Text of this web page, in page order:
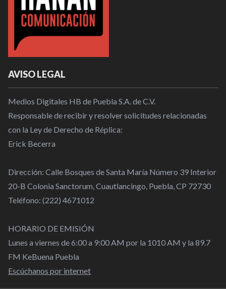
AVISO LEGAL
Medios Digitales HB de Puebla S.A. de C.V.
Responsable de recibir y resolver solicitudes relacionadas
con la Ley de Derecho de Réplica:
Erick Becerra
Dirección: Calle Bosques de Santa María Número 39 Interior
20-B Colonia Sanctorum, Cuautlancingo, Puebla, CP 72730
Teléfono: (222) 4671012
HORARIO DE EMISIÓN
Lunes a viernes de 6:00 a 9:00 AM por la 1010 AM y la 89.7
FM KeBuena Puebla
Escúchanos por internet